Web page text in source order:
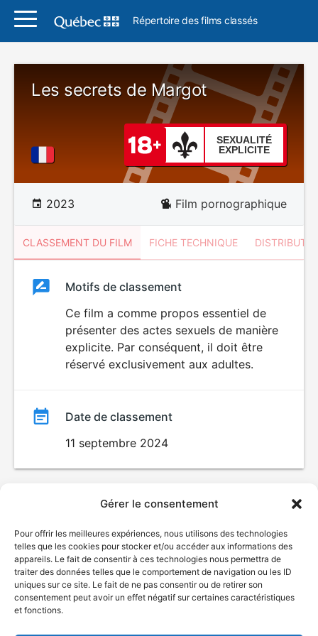
Gérer le consentement
Pour offrir les meilleures expériences, nous utilisons des technologies
telles que les cookies pour stocker et/ou accéder aux informations des
appareils. Le fait de consentir à ces technologies nous permettra de
traiter des données telles que le comportement de navigation ou les ID
uniques sur ce site. Le fait de ne pas consentir ou de retirer son
consentement peut avoir un effet négatif sur certaines caractéristiques
et fonctions.
Répertoire des films classés
Les secrets de Margot
SEXUALITÉ
EXPLICITE
2023 Film pornographique
CLASSEMENT DU FILM FICHE TECHNIQUE
ClassementClassement
SEXUALITÉ
EXPLICITE
Motifs de classement
Ce film a comme propos essentiel de
présenter des actes sexuels de manière
explicite. Par conséquent, il doit être
réservé exclusivement aux adultes.
Date de classement
11 septembre 2024